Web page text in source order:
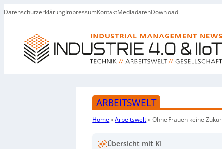
DatenschutzerklärungImpressumKontaktMediadatenDownload
ARBEITSWELT
Home»Arbeitswelt»Ohne Frauen keine
Übersicht mit KI